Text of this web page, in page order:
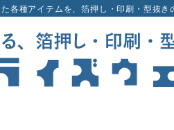
各種アイテムを、箔押し・印刷・型抜